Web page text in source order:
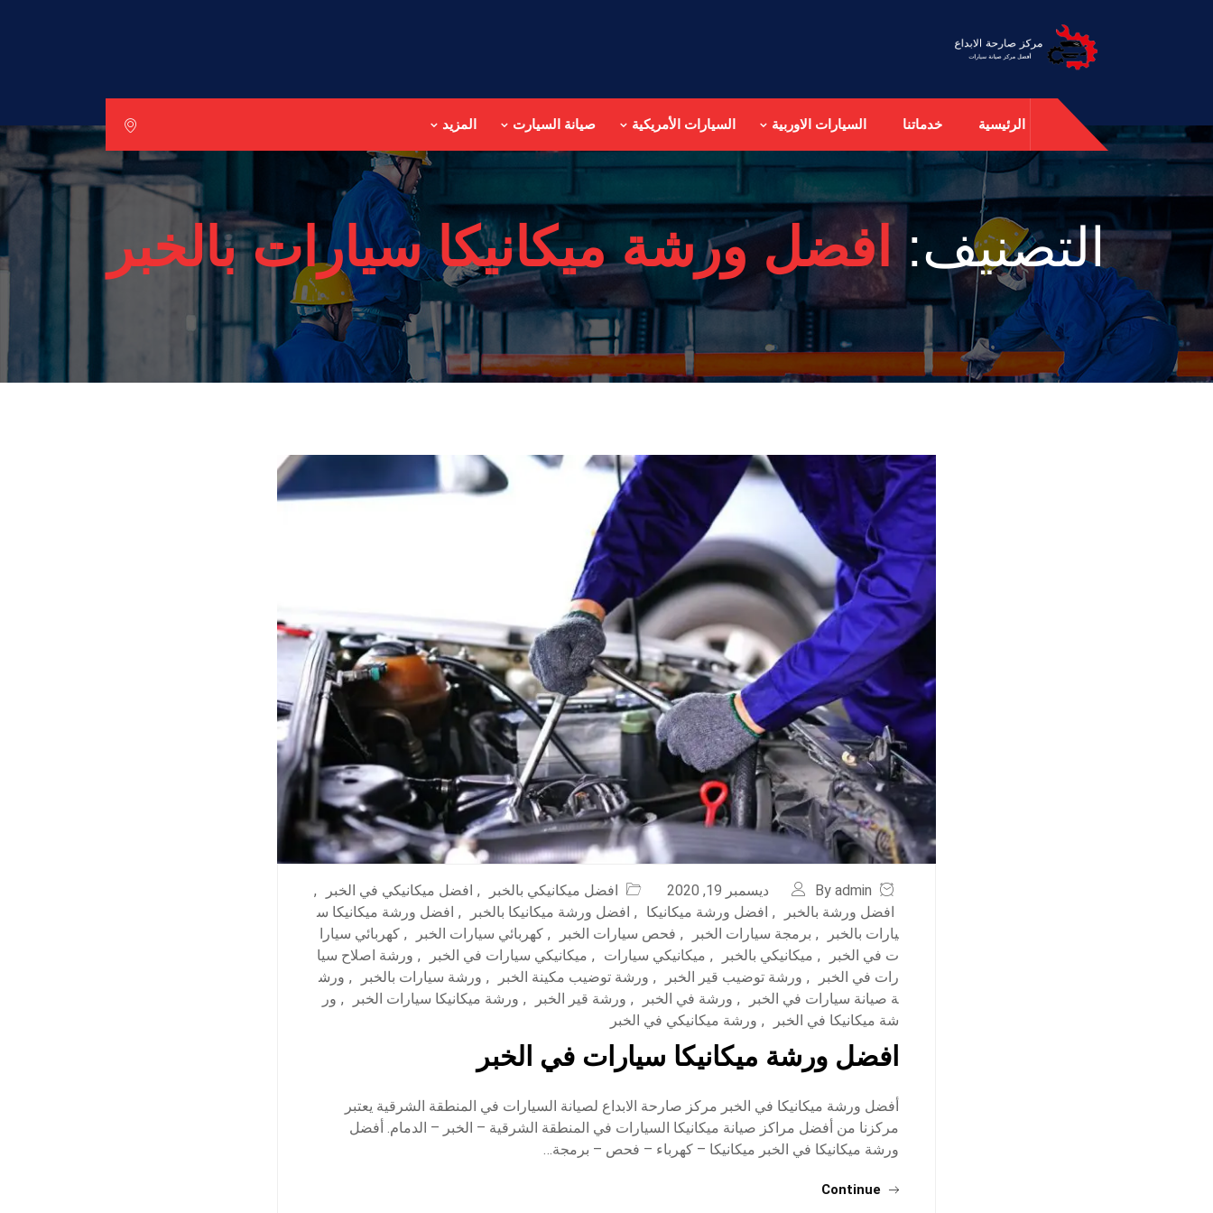
الرئيسية خدماتنا السيارات الاوربية السيارات الأمريكية صيانة السيارت المزيد
التصنيف: افضل ورشة ميكانيكا سيارات بالخبر
By admin ديسمبر 19, 2020 افضل ميكانيكي بالخبر , افضل ميكانيكي في الخبر
,
افضل ورشة بالخبر
, افضل ورشة ميكانيكا , افضل ورشة ميكانيكا بالخبر , افضل ورشة ميكانيكا س
يارات بالخبر
, برمجة سيارات الخبر , فحص سيارات الخبر , كهربائي سيارات الخبر , كهربائي سيارا
ت في الخبر
, ميكانيكي بالخبر , ميكانيكي سيارات , ميكانيكي سيارات في الخبر , ورشة اصلاح سيا
رات في الخبر
, ورشة توضيب قير الخبر , ورشة توضيب مكينة الخبر , ورشة سيارات بالخبر , ورش
ة صيانة سيارات في الخبر
, ورشة في الخبر , ورشة قير الخبر , ورشة ميكانيكا سيارات الخبر , ور
شة ميكانيكا في الخبر
, ورشة ميكانيكي في الخبر
افضل ورشة ميكانيكا سيارات في الخبر
أفضل ورشة ميكانيكا في الخبر مركز صارحة الابداع لصيانة السيارات في المنطقة الشرقية يعتبر
مركزنا من أفضل مراكز صيانة ميكانيكا السيارات في المنطقة الشرقية – الخبر – الدمام. أفضل
ورشة ميكانيكا في الخبر ميكانيكا – كهرباء – فحص – برمجة…
Continue